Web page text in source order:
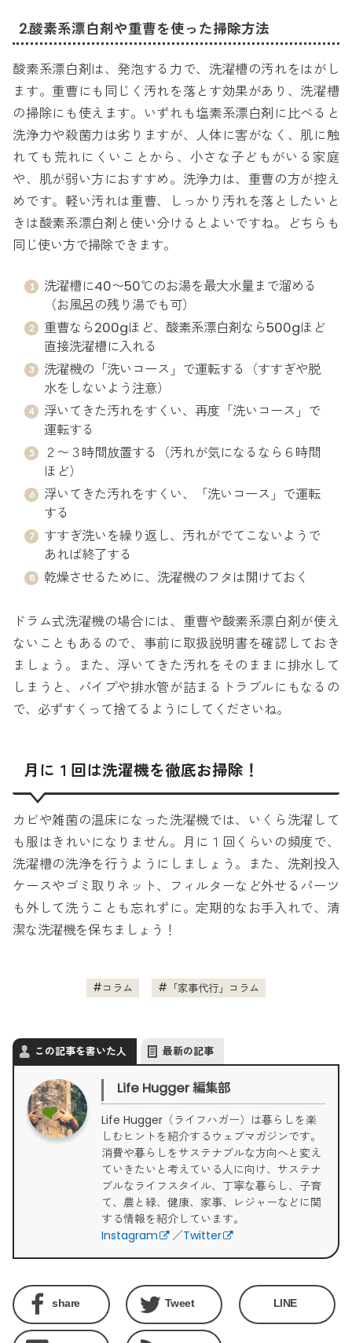
2.酸素系漂白剤や重曹を使った掃除方法
酸素系漂白剤は、発泡する力で、洗濯槽の汚れをはがし
ます。重曹にも同じく汚れを落とす効果があり、洗濯槽
の掃除にも使えます。いずれも塩素系漂白剤に比べると
洗浄力や殺菌力は劣りますが、人体に害がなく、肌に触
れても荒れにくいことから、小さな子どもがいる家庭
や、肌が弱い方におすすめ。洗浄力は、重曹の方が控え
めです。軽い汚れは重曹、しっかり汚れを落としたいと
きは酸素系漂白剤と使い分けるとよいですね。どちらも
同じ使い方で掃除できます。
洗濯槽に40〜50℃のお湯を最大水量まで溜める
（お風呂の残り湯でも可）
重曹なら200gほど、酸素系漂白剤なら500gほど
直接洗濯槽に入れる
洗濯機の「洗いコース」で運転する（すすぎや脱
水をしないよう注意）
浮いてきた汚れをすくい、再度「洗いコース」で
運転する
２〜３時間放置する（汚れが気になるなら６時間
ほど）
浮いてきた汚れをすくい、「洗いコース」で運転
する
すすぎ洗いを繰り返し、汚れがでてこないようで
あれば終了する
乾燥させるために、洗濯機のフタは開けておく
ドラム式洗濯機の場合には、重曹や酸素系漂白剤が使え
ないこともあるので、事前に取扱説明書を確認しておき
ましょう。また、浮いてきた汚れをそのままに排水して
しまうと、パイプや排水管が詰まるトラブルにもなるの
で、必ずすくって捨てるようにしてくださいね。
月に１回は洗濯機を徹底お掃除！
カビや雑菌の温床になった洗濯機では、いくら洗濯して
も服はきれいになりません。月に１回くらいの頻度で、
洗濯槽の洗浄を行うようにしましょう。また、洗剤投入
ケースやゴミ取りネット、フィルターなど外せるパーツ
も外して洗うことも忘れずに。定期的なお手入れで、清
潔な洗濯機を保ちましょう！
コラム 「家事代行」コラム
この記事を書いた人 最新の記事
Life Hugger 編集部
Life Hugger（ライフハガー）は暮らしを楽
しむヒントを紹介するウェブマガジンです。
消費や暮らしをサステナブルな方向へと変え
ていきたいと考えている人に向け、サステナ
ブルなライフスタイル、丁寧な暮らし、子育
て、農と緑、健康、家事、レジャーなどに関
する情報を紹介しています。
Instagram
／Twitter
share Tweet LINE